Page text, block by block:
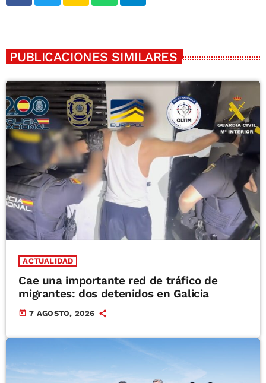
PUBLICACIONES SIMILARES
ACTUALIDAD
Cae una importante red de tráfico de
migrantes: dos detenidos en Galicia
today 7 AGOSTO, 2026